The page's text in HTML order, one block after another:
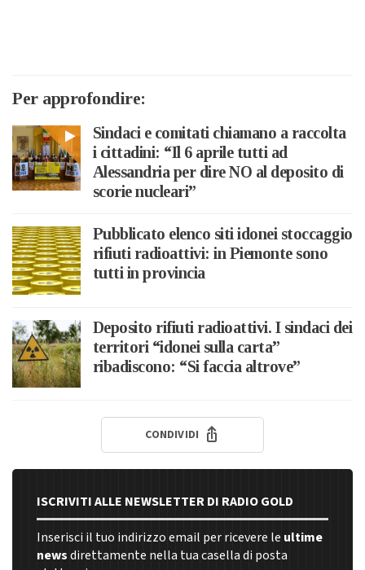
Per approfondire:
Sindaci e comitati chiamano a raccolta
i cittadini: “Il 6 aprile tutti ad
Alessandria per dire NO al deposito di
scorie nucleari”
Pubblicato elenco siti idonei stoccaggio
rifiuti radioattivi: in Piemonte sono
tutti in provincia
Deposito rifiuti radioattivi. I sindaci dei
territori “idonei sulla carta”
ribadiscono: “Si faccia altrove”
CONDIVIDI
ISCRIVITI ALLE NEWSLETTER DI RADIO GOLD
Inserisci il tuo indirizzo email per ricevere le ultime
newsdirettamente nella tua casella di posta